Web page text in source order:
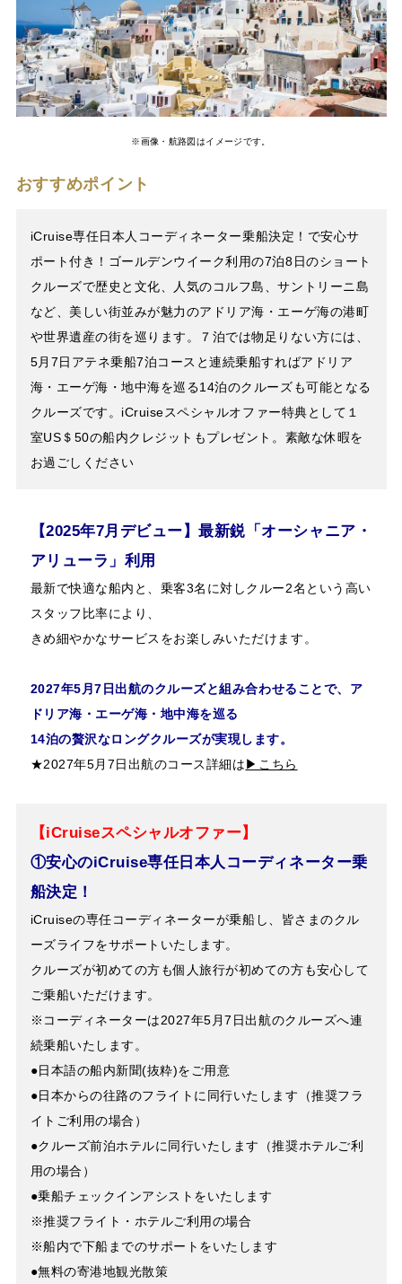
※画像・航路図はイメージです。
おすすめポイント
iCruise専任日本人コーディネーター乗船決定！で安心サ
ポート付き！ゴールデンウイーク利用の7泊8日のショート
クルーズで歴史と文化、人気のコルフ島、サントリーニ島
など、美しい街並みが魅力のアドリア海・エーゲ海の港町
や世界遺産の街を巡ります。７泊では物足りない方には、
5月7日アテネ乗船7泊コースと連続乗船すればアドリア
海・エーゲ海・地中海を巡る14泊のクルーズも可能となる
クルーズです。iCruiseスペシャルオファー特典として１
室US＄50の船内クレジットもプレゼント。素敵な休暇を
お過ごしください
【2025年7月デビュー】最新鋭「オーシャニア・
アリューラ」利用
最新で快適な船内と、乗客3名に対しクルー2名という高い
スタッフ比率により、
きめ細やかなサービスをお楽しみいただけます。
2027年5月7日出航のクルーズと組み合わせることで、ア
ドリア海・エーゲ海・地中海を巡る
14泊の贅沢なロングクルーズが実現します。
★2027年5月7日出航のコース詳細は▶こちら
【iCruiseスペシャルオファー】
①安心のiCruise専任日本人コーディネーター乗
船決定！
iCruiseの専任コーディネーターが乗船し、皆さまのクル
ーズライフをサポートいたします。
クルーズが初めての方も個人旅行が初めての方も安心して
ご乗船いただけます。
※コーディネーターは2027年5月7日出航のクルーズへ連
続乗船いたします。
●日本語の船内新聞(抜粋)をご用意
●日本からの往路のフライトに同行いたします（推奨フラ
イトご利用の場合）
●クルーズ前泊ホテルに同行いたします（推奨ホテルご利
用の場合）
●乗船チェックインアシストをいたします
※推奨フライト・ホテルご利用の場合
※船内で下船までのサポートをいたします
●無料の寄港地観光散策